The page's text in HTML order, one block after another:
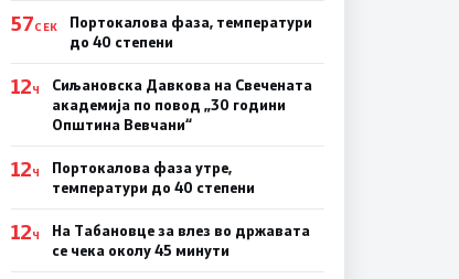
57СЕК
Портокалова фаза, температури
до 40 степени
12Ч
Сиљановска Давкова на Свечената
академија по повод „30 години
Општина Вевчани“
12Ч
Портокалова фаза утре,
температури до 40 степени
12Ч
На Табановце за влез во државата
се чека околу 45 минути